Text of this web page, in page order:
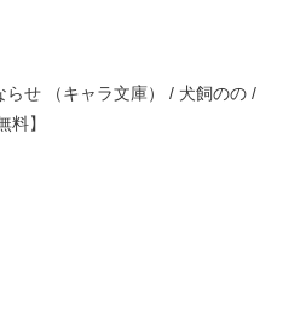
せ （キャラ文庫） / 犬飼のの /
料】